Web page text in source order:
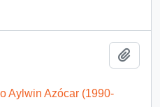
Aylwin Azócar (1990-